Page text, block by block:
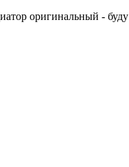
оригинальный -